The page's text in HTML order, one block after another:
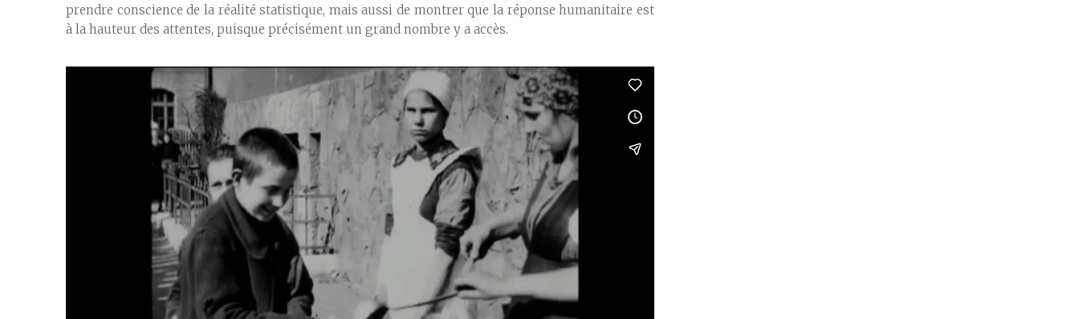
prendre conscience de la réalité statistique, mais aussi de montrer que la réponse humanitaire est
à la hauteur des attentes, puisque précisément un grand nombre y a accès.